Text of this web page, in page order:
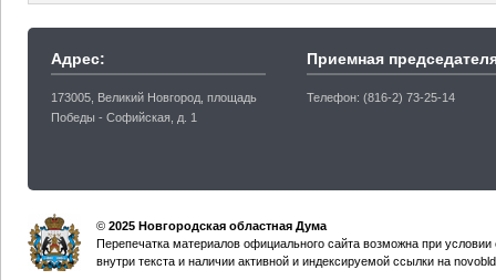
Адрес:
173005, Великий Новгород, площадь
Победы - Софийская, д. 1
Приемная
Телефон: (816-2) 73-25-14
© 2025 Новгородская областная Дума
Перепечатка материалов официального сайта возможна при
внутри текста и наличии активной и индексируемой ссылки на